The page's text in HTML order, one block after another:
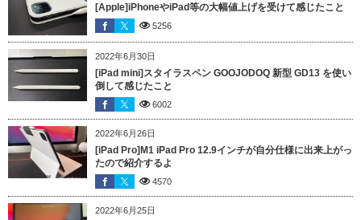
[Apple]iPhoneやiPad等の大幅値上げを受けて感じたこと
5256
2022年6月30日
[iPad mini]スタイラスペン GOOJODOQ 新型 GD13 を使い
倒して感じたこと
6002
2022年6月26日
[iPad Pro]M1 iPad Pro 12.9インチが自分仕様に出来上がっ
たので紹介するよ
4570
2022年6月25日